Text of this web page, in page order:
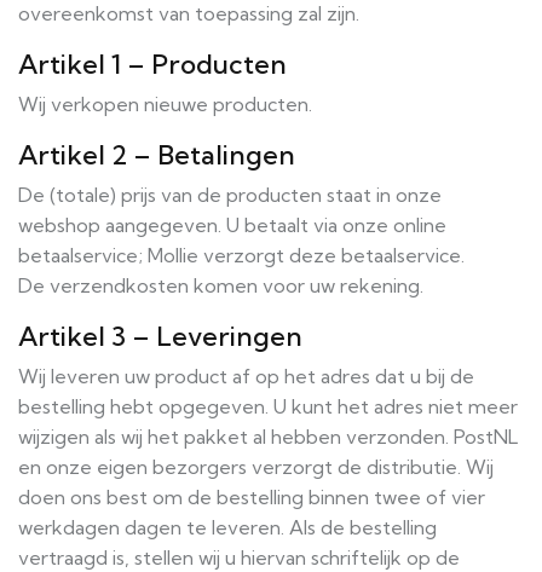
overeenkomst van toepassing zal zijn.
Artikel 1 – Producten
Wij verkopen nieuwe producten.
Artikel 2 – Betalingen
De (totale) prijs van de producten staat in onze
webshop aangegeven. U betaalt via onze online
betaalservice; Mollie verzorgt deze betaalservice.
De verzendkosten komen voor uw rekening.
Artikel 3 – Leveringen
Wij leveren uw product af op het adres dat u bij de
bestelling hebt opgegeven. U kunt het adres niet meer
wijzigen als wij het pakket al hebben verzonden. PostNL
en onze eigen bezorgers verzorgt de distributie. Wij
doen ons best om de bestelling binnen twee of vier
werkdagen dagen te leveren. Als de bestelling
vertraagd is, stellen wij u hiervan schriftelijk op de